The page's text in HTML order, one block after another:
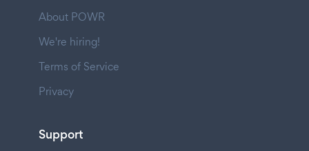
About POWR
We're hiring!
Terms of Service
Privacy
Support